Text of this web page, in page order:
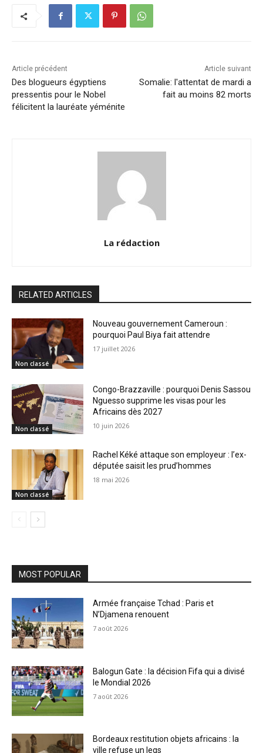
k
dI
n
A
p
Li
n
Article précédent
Des blogueurs égyptiens
pressentis pour le Nobel
félicitent la lauréate yéménite
Article suivant
Somalie: l'attentat de mardi a
fait au moins 82 morts
La rédaction
RELATED ARTICLES
Non classé
Nouveau gouvernement Cameroun :
pourquoi Paul Biya fait attendre
17 juillet 2026
Non classé
Congo-Brazzaville : pourquoi Denis Sassou
Nguesso supprime les visas pour les
Africains dès 2027
10 juin 2026
Non classé
Rachel Kéké attaque son employeur : l’ex-
députée saisit les prud’hommes
18 mai 2026
MOST POPULAR
Armée française Tchad : Paris et
N’Djamena renouent
7 août 2026
Balogun Gate : la décision Fifa qui a divisé
le Mondial 2026
7 août 2026
Bordeaux restitution objets africains : la
ville refuse un legs